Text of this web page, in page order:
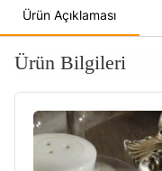
Ürün Açıklaması
Ürün Bilgileri